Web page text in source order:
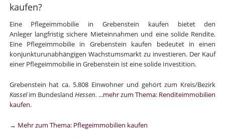
kaufen?
Eine Pflegeimmobilie in Grebenstein kaufen bietet den
Anleger langfristig sichere Mieteinnahmen und eine solide Rendite.
Eine Pflegeimmobilie in Grebenstein kaufen bedeutet in einen
konjunkturunabhängigen Wachstumsmarkt zu investieren. Der Kauf
einer Pflegeimmobilie in Grebenstein ist eine solide Investition.
Grebenstein hat ca. 5.808 Einwohner und gehört zum Kreis/Bezirk
Kasselim Bundesland Hessen. ...mehr zum Thema: Renditeimmobilien
kaufen.
→ Mehr zum Thema: Pflegeimmobilien kaufen